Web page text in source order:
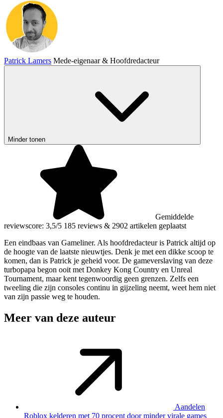
Patrick Lamers Mede-eigenaar & Hoofdredacteur
Minder tonen
Gemiddelde
reviewscore: 3,5/5 185 reviews & 2902 artikelen geplaatst
Een eindbaas van Gameliner. Als hoofdredacteur is Patrick altijd op
de hoogte van de laatste nieuwtjes. Denk je met een dikke scoop te
komen, dan is Patrick je geheid voor. De gameverslaving van deze
turbopapa begon ooit met Donkey Kong Country en Unreal
Tournament, maar kent tegenwoordig geen grenzen. Zelfs een
tweeling die zijn consoles continu in gijzeling neemt, weet hem niet
van zijn passie weg te houden.
Meer van deze auteur
Aandelen
Roblox kelderen met 70 procent door minder virale games